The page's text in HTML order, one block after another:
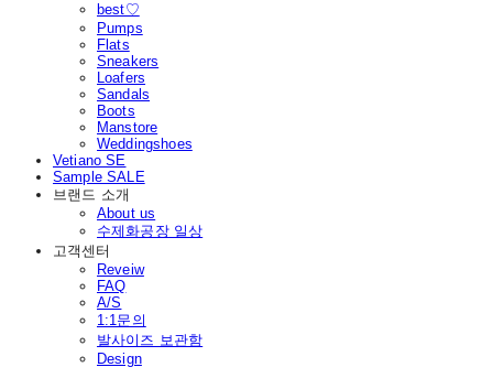
best♡
Pumps
Flats
Sneakers
Loafers
Sandals
Boots
Manstore
Weddingshoes
Vetiano SE
Sample SALE
브랜드 소개
About us
수제화공장 일상
고객센터
Reveiw
FAQ
A/S
1:1문의
발사이즈 보관함
Design